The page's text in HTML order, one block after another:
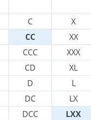
C X
CC XX
CCC XXX
CD XL
D L
DC LX
DCC LXX